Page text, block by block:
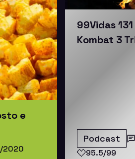
e
2020
99Vidas
Kombat 3
Podcast
95.5/99